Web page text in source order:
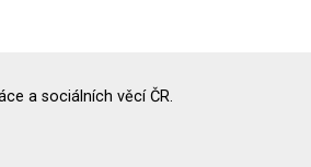
a sociálních věcí ČR.